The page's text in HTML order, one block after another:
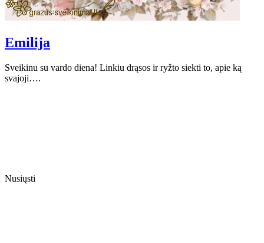
Emilija
Sveikinu su vardo diena! Linkiu drąsos ir ryžto siekti to, apie ką
svajoji….
Nusiųsti